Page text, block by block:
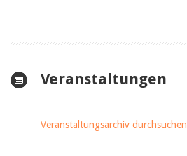
Veranstaltungen
Veranstaltungsarchiv durchsuchen